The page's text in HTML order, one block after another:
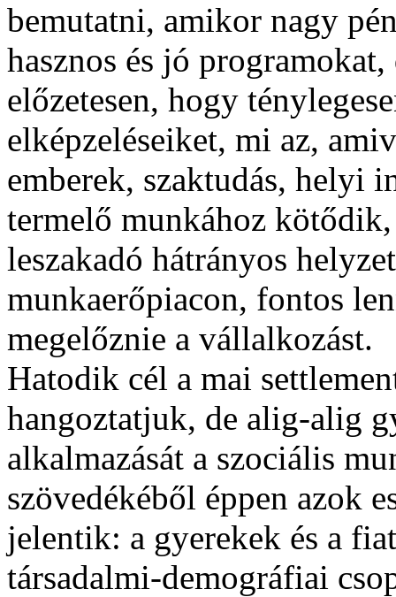
bemutatni, amikor nagy
hasznos és jó
előzetesen, hogy
elképzeléseiket, mi az,
emberek, szaktudás, helyi
termelő munkához
leszakadó hátrányos
munkaerőpiacon, fontos
megelőznie a vállalkozást.
Hatodik cél a mai
hangoztatjuk, de alig-alig
alkalmazását a szociális
szövedékéből éppen azok
jelentik: a gyerekek és a
társadalmi-demográfiai